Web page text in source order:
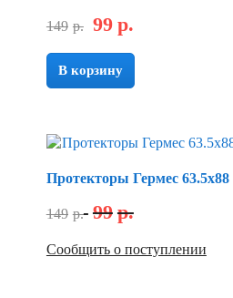
149 р. 99 р.
В корзину
Протекторы Гермес
149 р. 99 р.
Сообщить о поступлении